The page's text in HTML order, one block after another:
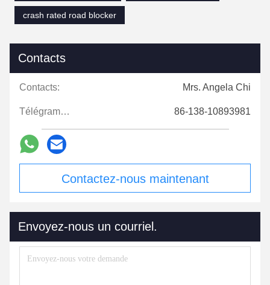
crash rated road blocker
Contacts
Contacts: Mrs. Angela Chi
Télégramme: 86-138-10893981
Contactez-nous maintenant
Envoyez-nous un courriel.